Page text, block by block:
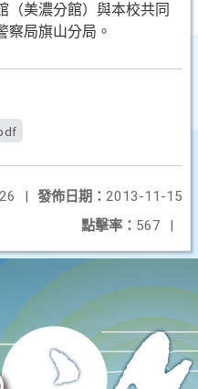
（美濃分館）與本校共同
察局旗山分局。
發佈日期： 2013-11-15
|
點擊率： 567 |